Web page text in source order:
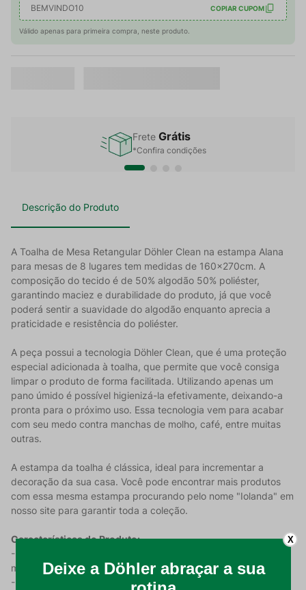
BEMVINDO10 COPIAR CUPOM
Válido apenas para primeira compra, neste produto.
Frete Grátis
*Confira condições
Descrição do Produto
A Toalha de Mesa Retangular Döhler Clean na estampa Alana
para mesas de 8 lugares tem medidas de 160x270cm. A
composição do tecido é de 50% algodão 50% poliéster,
garantindo maciez e durabilidade do produto, já que você
poderá sentir a suavidade do algodão enquanto aprecia a
praticidade e resistência do poliéster.
A peça possui a tecnologia Döhler Clean, que é uma proteção
especial adicionada à toalha, que permite que você consiga
limpar o produto de forma facilitada. Utilizando apenas um
pano úmido é possível higienizá-la efetivamente, deixando-a
pronta para o próximo uso. Essa tecnologia vem para acabar
com seu medo contra manchas de molho, café, entre muitas
outras.
A estampa da toalha é clássica, ideal para incrementar a
decoração da sua casa. Você pode encontrar mais produtos
com essa mesma estampa procurando pelo nome "Iolanda" em
nosso site para garantir toda a coleção.
Características do Produto:
- Produzido com 50% algodão e 50% poliéster, garantindo
maciez e durabilidade ao produto;
- Cada peça é protegida pela incrível tecnologia Döhler Clean,
X